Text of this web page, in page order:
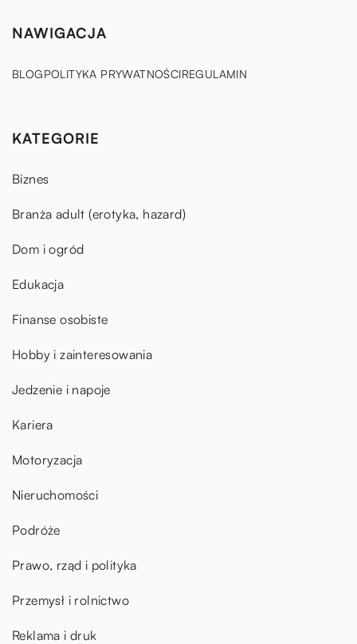
NAWIGACJA
BLOGPOLITYKA PRYWATNOŚCIREGULAMIN
KATEGORIE
Biznes
Branża adult (erotyka, hazard)
Dom i ogród
Edukacja
Finanse osobiste
Hobby i zainteresowania
Jedzenie i napoje
Kariera
Motoryzacja
Nieruchomości
Podróże
Prawo, rząd i polityka
Przemysł i rolnictwo
Reklama i druk